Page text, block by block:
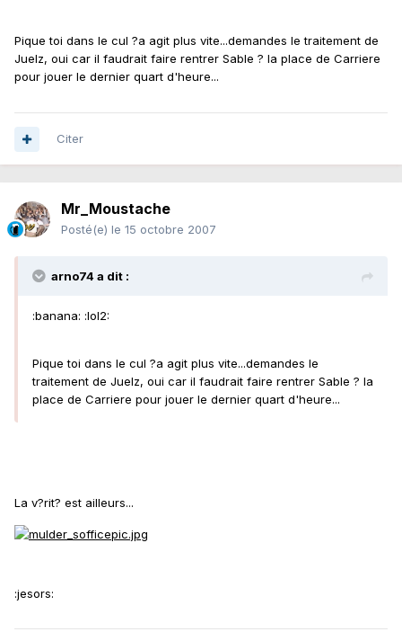
Pique toi dans le cul ?a agit plus vite...demandes le traitement de
Juelz, oui car il faudrait faire rentrer Sable ? la place de Carriere
pour jouer le dernier quart d'heure...
Citer
Mr_Moustache
Posté(e) le 15 octobre 2007
arno74 a dit :
:banana: :lol2:
Pique toi dans le cul ?a agit plus vite...demandes le
traitement de Juelz, oui car il faudrait faire rentrer Sable ? la
place de Carriere pour jouer le dernier quart d'heure...
La v?rit? est ailleurs...
:jesors: